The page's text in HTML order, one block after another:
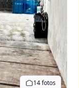
14 fotos